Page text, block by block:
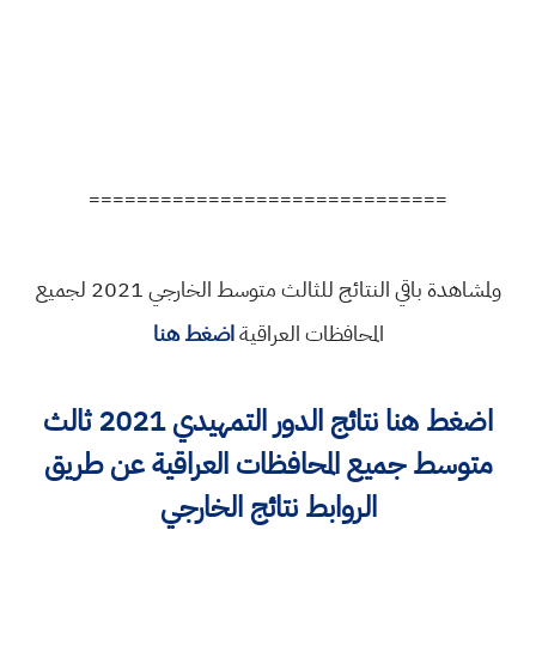
==============================
ولمشاهدة باقي النتائج للثالث متوسط الخارجي 2021 لجميع
المحافظات العراقيةاضغط هنا
اضغط هنا نتائج الدور التمهيدي 2021 ثالث
متوسط جميع المحافظات العراقية عن طريق
الروابط نتائج الخارجي